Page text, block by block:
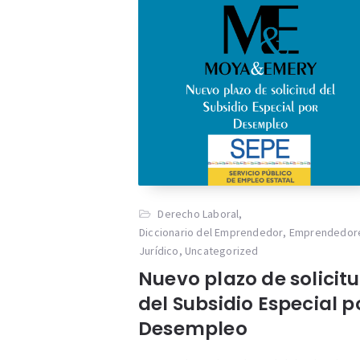
Derecho Laboral,
Diccionario del Emprendedor,
Jurídico, Uncategorized
Nuevo plazo de
del Subsidio Especial
Desempleo